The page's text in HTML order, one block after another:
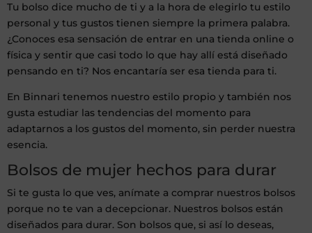
Tu bolso dice mucho de ti y a la hora de elegirlo tu estilo
personal y tus gustos tienen siempre la primera palabra.
¿Conoces esa sensación de entrar en una tienda online o
física y sentir que casi todo lo que hay allí está diseñado
pensando en ti? Nos encantaría ser esa tienda para ti.
En Binnari tenemos nuestro estilo propio y también nos
gusta estudiar las tendencias del momento para
adaptarnos a los gustos del momento, sin perder nuestra
esencia.
Bolsos de mujer hechos para durar
Si te gusta lo que ves, anímate a comprar nuestros bolsos
porque no te van a decepcionar. Nuestros bolsos están
diseñados para durar. Son bolsos que, si así lo deseas,